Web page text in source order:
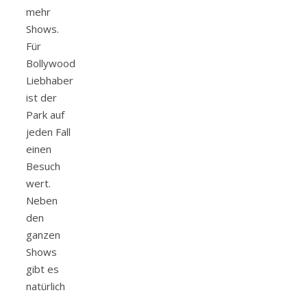
mehr
Shows.
Für
Bollywood
Liebhaber
ist der
Park auf
jeden Fall
einen
Besuch
wert.
Neben
den
ganzen
Shows
gibt es
natürlich